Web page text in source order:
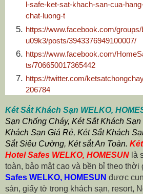
l-safe-ket-sat-khach-san-cua-
chat-luong-t
https://www.facebook.com/
u09k3/posts/3943376949100007/
https://www.facebook.com/
ts/706650017365442
https://twitter.com/
206784
Két Sắt Khách Sạn WELKO,
Sạn Chống Cháy, Két Sắt Khách
Khách Sạn Giá Rẻ, Két Sắt Khách
Sắt Siêu Cường, Két sắt An Toàn.
Hotel Safes WELKO, HOMESUN là
toàn, bảo mật cao và bền bỉ theo thời
Safes WELKO, HOMESUN được
sản, giấy tờ trong khách sạn, resort,